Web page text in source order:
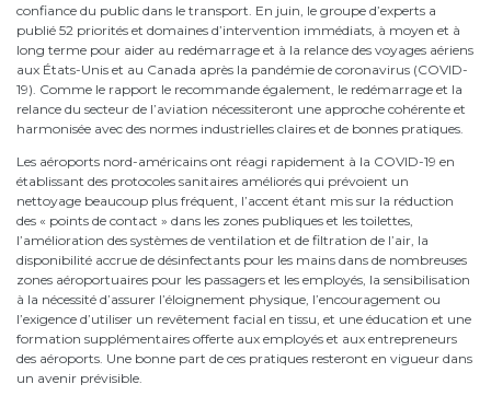
confiance du public dans le transport. En juin, le groupe d’experts a
publié 52 priorités et domaines d’intervention immédiats, à moyen et à
long terme pour aider au redémarrage et à la relance des voyages aériens
aux États-Unis et au Canada après la pandémie de coronavirus (COVID-
19). Comme le rapport le recommande également, le redémarrage et la
relance du secteur de l’aviation nécessiteront une approche cohérente et
harmonisée avec des normes industrielles claires et de bonnes pratiques.
Les aéroports nord-américains ont réagi rapidement à la COVID-19 en
établissant des protocoles sanitaires améliorés qui prévoient un
nettoyage beaucoup plus fréquent, l’accent étant mis sur la réduction
des « points de contact » dans les zones publiques et les toilettes,
l’amélioration des systèmes de ventilation et de filtration de l’air, la
disponibilité accrue de désinfectants pour les mains dans de nombreuses
zones aéroportuaires pour les passagers et les employés, la sensibilisation
à la nécessité d’assurer l’éloignement physique, l’encouragement ou
l’exigence d’utiliser un revêtement facial en tissu, et une éducation et une
formation supplémentaires offerte aux employés et aux entrepreneurs
des aéroports. Une bonne part de ces pratiques resteront en vigueur dans
un avenir prévisible.